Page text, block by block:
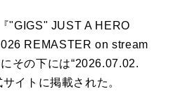
"GIGS" JUST A HERO
REMASTER on stream
その下には“2026.07.02.
イトに掲載された。